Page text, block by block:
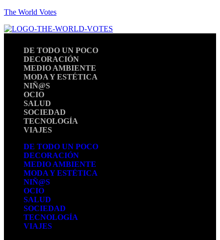
The World Votes
DE TODO UN POCO
DECORACIÓN
MEDIO AMBIENTE
MODA Y ESTÉTICA
NIÑ@S
OCIO
SALUD
SOCIEDAD
TECNOLOGÍA
VIAJES
DE TODO UN POCO
DECORACIÓN
MEDIO AMBIENTE
MODA Y ESTÉTICA
NIÑ@S
OCIO
SALUD
SOCIEDAD
TECNOLOGÍA
VIAJES